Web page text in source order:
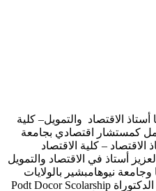
الاقتصاد والتمويل– كلية
كمستشار اقتصادي بجامعة
الاقتصاد – كلية الاقتصاد
أستاذ في الاقتصاد والتمويل
وجامعة نيوهامبشير بالولايات
المتحدة في مهام علمية بعد الدكتوراة Podt Docor Scolarship